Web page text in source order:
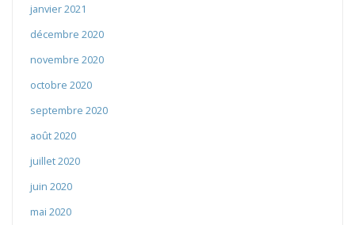
janvier 2021
décembre 2020
novembre 2020
octobre 2020
septembre 2020
août 2020
juillet 2020
juin 2020
mai 2020